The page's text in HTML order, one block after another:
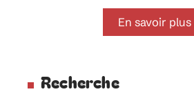
En savoir plus
Recherche